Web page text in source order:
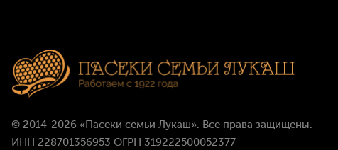
© 2014-2026 «Пасеки семьи Лукаш» . Все права защищены.
ИНН 228701356953 ОГРН 319222500052377